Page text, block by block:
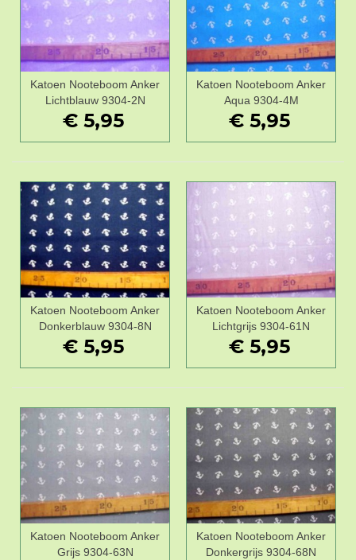
Katoen Nooteboom Anker
Lichtblauw 9304-2N
€ 5,95
Katoen Nooteboom Anker
Aqua 9304-4M
€ 5,95
Katoen Nooteboom Anker
Donkerblauw 9304-8N
€ 5,95
Katoen Nooteboom Anker
Lichtgrijs 9304-61N
€ 5,95
Katoen Nooteboom Anker
Grijs 9304-63N
Katoen Nooteboom Anker
Donkergrijs 9304-68N